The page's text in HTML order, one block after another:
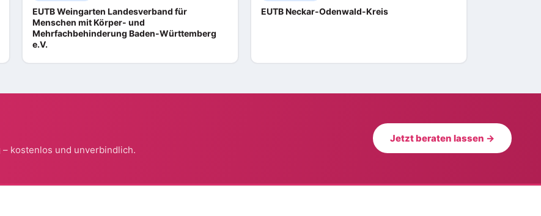
EUTB Weingarten Landesverband für
Menschen mit Körper- und
Mehrfachbehinderung Baden-Württemberg
e.V.
EUTB Neckar-Odenwald-Kreis
kostenlos und unverbindlich.
Jetzt beraten lassen →